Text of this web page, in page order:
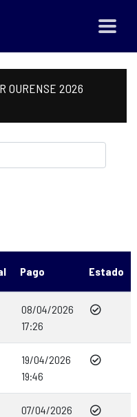
OURENSE 2026
Pago Estado
08/04/2026
17:26
19/04/2026
19:46
07/04/2026